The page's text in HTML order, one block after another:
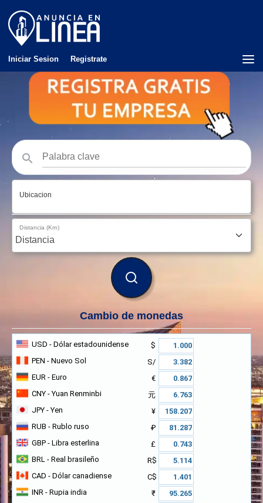
Iniciar Sesion Registrate
Ubicacion
Distancia (Km)
BUSCAR
Cambio de monedas
USD - Dólar estadounidense
$
PEN - Nuevo Sol
S/
EUR - Euro
€
CNY - Yuan Renminbi
元
JPY - Yen
¥
RUB - Rublo ruso
₽
GBP - Libra esterlina
£
BRL - Real brasileño
R$
CAD - Dólar canadiense
C$
INR - Rupia india
₹